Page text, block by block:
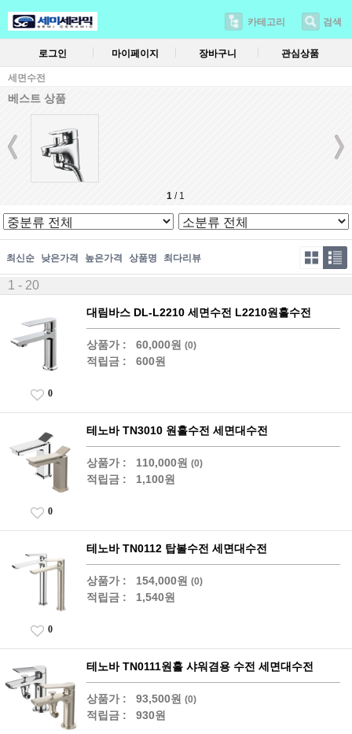
카테고리 검색
로그인 마이페이지 장바구니 관심상품
세면수전
베스트 상품
1 / 1
최신순 낮은가격 높은가격 상품명 최다리뷰
1 - 20
대림바스 DL-L2210 세면수전 L2210원홀수전
상품가 : 60,000원 (0)
적립금 : 600원
0
테노바 TN3010 원홀수전 세면대수전
상품가 : 110,000원 (0)
적립금 : 1,100원
0
테노바 TN0112 탑볼수전 세면대수전
상품가 : 154,000원 (0)
적립금 : 1,540원
0
테노바 TN0111원홀 샤워겸용 수전 세면대수전
상품가 : 93,500원 (0)
적립금 : 930원